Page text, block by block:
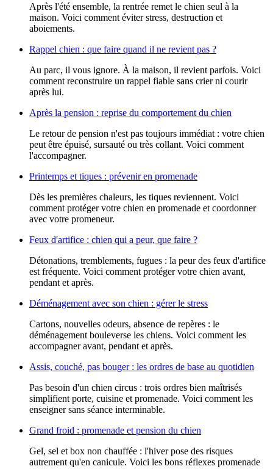
Après l'été ensemble, la rentrée remet le chien seul à la
maison. Voici comment éviter stress, destruction et
aboiements.
Rappel chien : que faire quand il ne revient pas ?
Au parc, il vous ignore. À la maison, il revient parfois. Voici
comment reconstruire un rappel fiable sans crier ni courir
après lui.
Après la pension : reprise du comportement du chien
Le retour de pension n'est pas toujours immédiat : votre chien
peut être épuisé, sursauté ou très collant. Voici comment
l'accompagner.
Printemps et tiques : prévenir en promenade
Dès les premières chaleurs, les tiques reviennent. Voici
comment protéger votre chien en promenade et coordonner
avec votre promeneur.
Feux d'artifice : chien qui a peur, que faire ?
Détonations, tremblements, fugues : la peur des feux d'artifice
est fréquente. Voici comment protéger votre chien avant,
pendant et après.
Déménagement avec son chien : gérer le stress
Cartons, nouvelles odeurs, absence de repères : le
déménagement bouleverse les chiens. Voici comment les
accompagner avant, pendant et après.
Assis, couché, pas bouger : les ordres de base au quotidien
Pas besoin d'un chien circus : trois ordres bien maîtrisés
simplifient porte, cuisine et promenade. Voici comment les
enseigner sans séance interminable.
Grand froid : promenade et pension du chien
Gel, sel et box non chauffée : l'hiver pose des risques
autrement qu'en canicule. Voici les bons réflexes promenade